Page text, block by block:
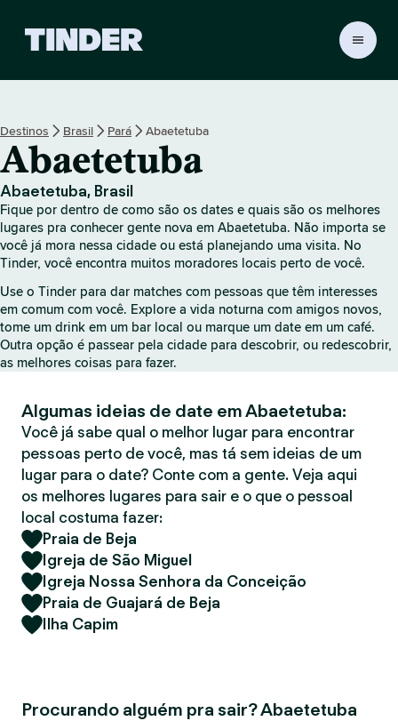
a
n
c
i
a
l
o
T
i
n
r
Destinos Brasil Pará Abaetetuba
Abaetetuba
Abaetetuba, Brasil
Fique por dentro de como são os dates e quais são os melhores
lugares pra conhecer gente nova em Abaetetuba. Não importa se
você já mora nessa cidade ou está planejando uma visita. No
Tinder, você encontra muitos moradores locais perto de você.
Use o Tinder para dar matches com pessoas que têm interesses
em comum com você. Explore a vida noturna com amigos novos,
tome um drink em um bar local ou marque um date em um café.
Outra opção é passear pela cidade para descobrir, ou redescobrir,
as melhores coisas para fazer.
Algumas ideias de date em Abaetetuba:
Você já sabe qual o melhor lugar para encontrar
pessoas perto de você, mas tá sem ideias de um
lugar para o date? Conte com a gente. Veja aqui
os melhores lugares para sair e o que o pessoal
local costuma fazer:
Praia de Beja
Igreja de São Miguel
Igreja Nossa Senhora da Conceição
Praia de Guajará de Beja
Ilha Capim
Procurando alguém pra sair? Abaetetuba